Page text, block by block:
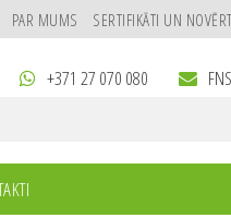
PAR MUMS SERTIFIKĀTI UN
+371 27 070 080